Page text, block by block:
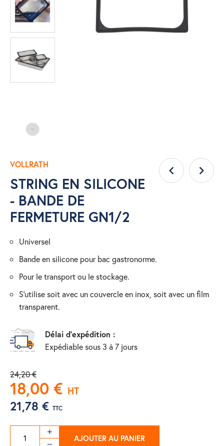
VOLLRATH
STRING EN SILICONE
- BANDE DE
FERMETURE GN1/2
universel
bande en silicone pour bac gastronorme.
pour le transport ou le stockage.
s'utilise soit avec un couvercle en inox, soit avec un film
transparent.
Délai d'expédition :
Expédiable sous 3 à 7 jours
24,20 €
18,00 € HT
21,78 € TTC
AJOUTER AU PANIER